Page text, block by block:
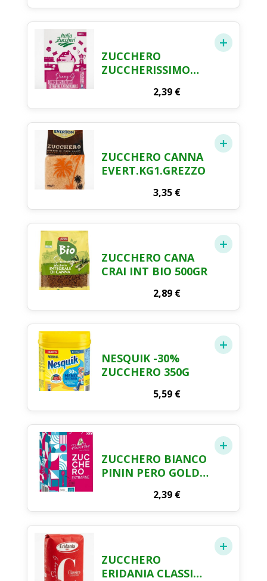
ZUCCHERO
ZUCCHERISSIMO
2,39 €
ZUCCHERO CANNA
EVERT.KG1.GREZZO
3,35 €
ZUCCHERO CANA
CRAI INT BIO 500GR
2,89 €
NESQUIK -30%
ZUCCHERO 350G
5,59 €
ZUCCHERO BIANCO
PININ PERO GOLD
2,39 €
ZUCCHERO
ERIDANIA CLASSICO